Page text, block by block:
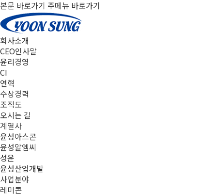
본문 바로가기 주메뉴 바로가기
회사소개
CEO인사말
윤리경영
CI
연혁
수상경력
조직도
오시는 길
계열사
윤성아스콘
윤성알엠씨
성윤
윤성산업개발
사업분야
레미콘
부
동
산
임
대
업
부
동
산
임
대
업
부
동
산
임
대
업
부
동
산
임
대
업
부
동
산
임
대
업
부
동
산
임
대
업